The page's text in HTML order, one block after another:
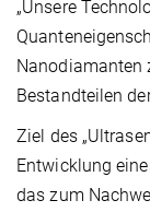
„Unsere
Nanodiamanten
Bestandteilen
Ziel des
Entwicklung
das zum